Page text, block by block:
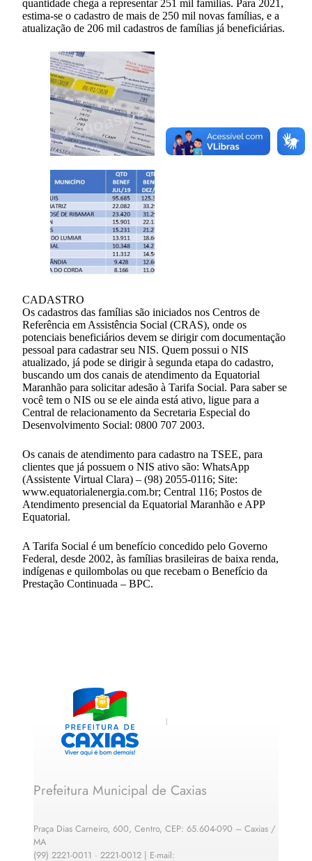
quantidade chega a representar 251 mil famílias. Para 2021,
estima-se o cadastro de mais de 250 mil novas famílias, e a
atualização de 206 mil cadastros de famílias já beneficiárias.
CADASTRO
Os cadastros das famílias são iniciados nos Centros de
Referência em Assistência Social (CRAS), onde os
potenciais beneficiários devem se dirigir com documentação
pessoal para cadastrar seu NIS. Quem possui o NIS
atualizado, já pode se dirigir à segunda etapa do cadastro,
buscando um dos canais de atendimento da Equatorial
Maranhão para solicitar adesão à Tarifa Social. Para saber se
você tem o NIS ou se ele ainda está ativo, ligue para a
Central de relacionamento da Secretaria Especial do
Desenvolvimento Social: 0800 707 2003.
Os canais de atendimento para cadastro na TSEE, para
clientes que já possuem o NIS ativo são: WhatsApp
(Assistente Virtual Clara) – (98) 2055-0116; Site:
www.equatorialenergia.com.br; Central 116; Postos de
Atendimento presencial da Equatorial Maranhão e APP
Equatorial.
A Tarifa Social é um benefício concedido pelo Governo
Federal, desde 2002, às famílias brasileiras de baixa renda,
indígenas e quilombolas ou que recebam o Benefício da
Prestação Continuada – BPC.
Prefeitura Municipal de Caxias
Praça Dias Carneiro, 600, Centro, CEP: 65.604-090 – Caxias /
MA
(99) 2221-0011 · 2221-0012 | E-mail: